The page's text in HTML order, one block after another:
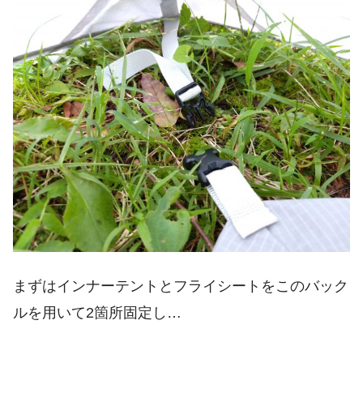
まずはインナーテントとフライシートをこのバック
ルを用いて2箇所固定し…